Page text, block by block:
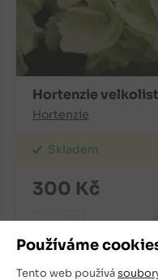
Používáme
Tento web používá
Hortenzie
Hortenzie
Skladem
300 Kč
+
-